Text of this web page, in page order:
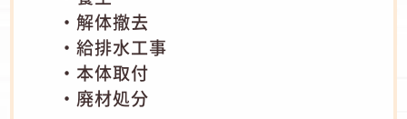
・解体撤去
・給排水工事
・本体取付
・廃材処分